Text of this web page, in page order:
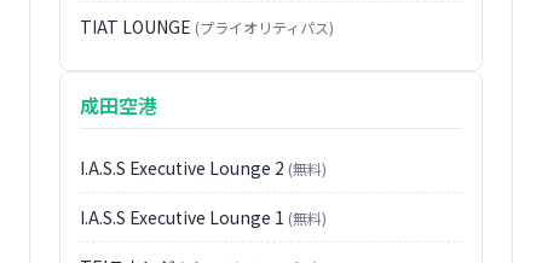
TIAT LOUNGE (プライオリティパス)
成田空港
I.A.S.S Executive Lounge 2 (無料)
I.A.S.S Executive Lounge 1 (無料)